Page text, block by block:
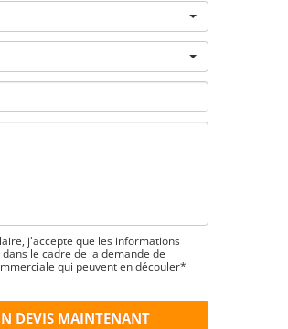
j'accepte que les informations
le cadre de la demande de
qui peuvent en découler*
DEVIS MAINTENANT